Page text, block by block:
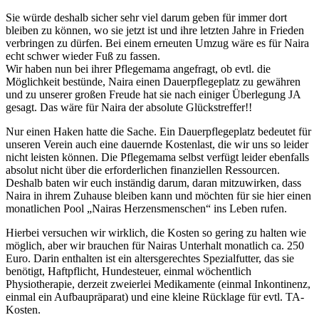
Sie würde deshalb sicher sehr viel darum geben für immer dort
bleiben zu können, wo sie jetzt ist und ihre letzten Jahre in Frieden
verbringen zu dürfen. Bei einem erneuten Umzug wäre es für Naira
echt schwer wieder Fuß zu fassen.
Wir haben nun bei ihrer Pflegemama angefragt, ob evtl. die
Möglichkeit bestünde, Naira einen Dauerpflegeplatz zu gewähren
und zu unserer großen Freude hat sie nach einiger Überlegung JA
gesagt. Das wäre für Naira der absolute Glückstreffer!!
Nur einen Haken hatte die Sache. Ein Dauerpflegeplatz bedeutet für
unseren Verein auch eine dauernde Kostenlast, die wir uns so leider
nicht leisten können. Die Pflegemama selbst verfügt leider ebenfalls
absolut nicht über die erforderlichen finanziellen Ressourcen.
Deshalb baten wir euch inständig darum, daran mitzuwirken, dass
Naira in ihrem Zuhause bleiben kann und möchten für sie hier einen
monatlichen Pool „Nairas Herzensmenschen“ ins Leben rufen.
Hierbei versuchen wir wirklich, die Kosten so gering zu halten wie
möglich, aber wir brauchen für Nairas Unterhalt monatlich ca. 250
Euro. Darin enthalten ist ein altersgerechtes Spezialfutter, das sie
benötigt, Haftpflicht, Hundesteuer, einmal wöchentlich
Physiotherapie, derzeit zweierlei Medikamente (einmal Inkontinenz,
einmal ein Aufbaupräparat) und eine kleine Rücklage für evtl. TA-
Kosten.